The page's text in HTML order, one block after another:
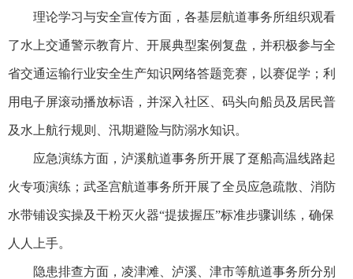
理论学习与安全宣传方面，各基层航道事务所组织观看
了水上交通警示教育片、开展典型案例复盘，并积极参与全
省交通运输行业安全生产知识网络答题竞赛，以赛促学；利
用电子屏滚动播放标语，并深入社区、码头向船员及居民普
及水上航行规则、汛期避险与防溺水知识。
应急演练方面，泸溪航道事务所开展了趸船高温线路起
火专项演练；武圣宫航道事务所开展了全员应急疏散、消防
水带铺设实操及干粉灭火器“提拔握压”标准步骤训练，确保
人人上手。
隐患排查方面，凌津滩、泸溪、津市等航道事务所分别